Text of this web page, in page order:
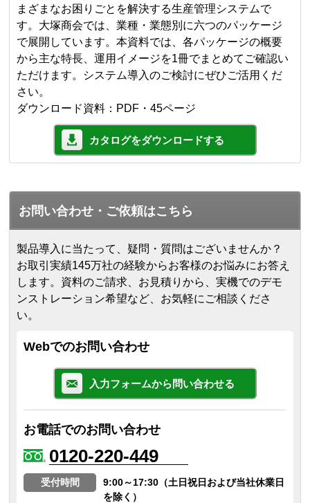
まざまなお困りごとを解決する生産管理システムで
す。大塚商会では、業種・業態別に六つのパッケージ
で展開しています。本資料では、各パッケージの概要
から主な特長、運用イメージを1冊でまとめてご確認い
ただけます。システム導入のご検討にぜひご活用くだ
さい。
ダウンロード資料：PDF・45ページ
カタログをダウンロードする
お問い合わせ・ご依頼はこちら
製品導入に当たって、疑問・質問はございませんか？
お取引実績145万社の経験からお客様のお悩みにお答え
します。 資料のご請求、お見積りから、実機でのデモ
ンストレーション希望など、お気軽にご相談くださ
い。
Webでのお問い合わせ
入力フォームから問い合わせる
お電話でのお問い合わせ
0120-220-449
受付時間
9:00～17:30（土日祝日および当社休業日
を除く）